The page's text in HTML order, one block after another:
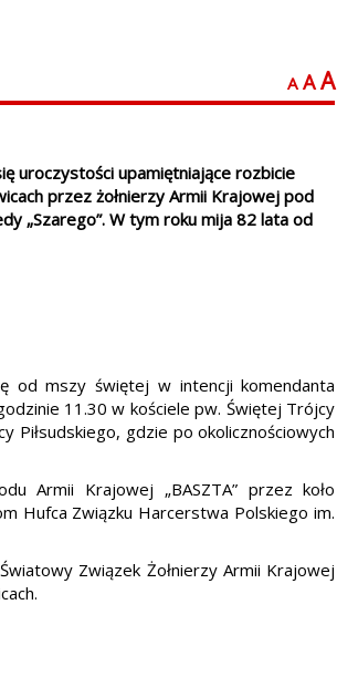
A A A
uroczystości upamiętniające rozbicie
przez żołnierzy Armii Krajowej pod
„Szarego”. W tym roku mija 82 lata od
od mszy świętej w intencji komendanta
11.30 w kościele pw. Świętej Trójcy
Piłsudskiego, gdzie po okolicznościowych
Armii Krajowej „BASZTA” przez koło
Hufca Związku Harcerstwa Polskiego im.
Związek Żołnierzy Armii Krajowej